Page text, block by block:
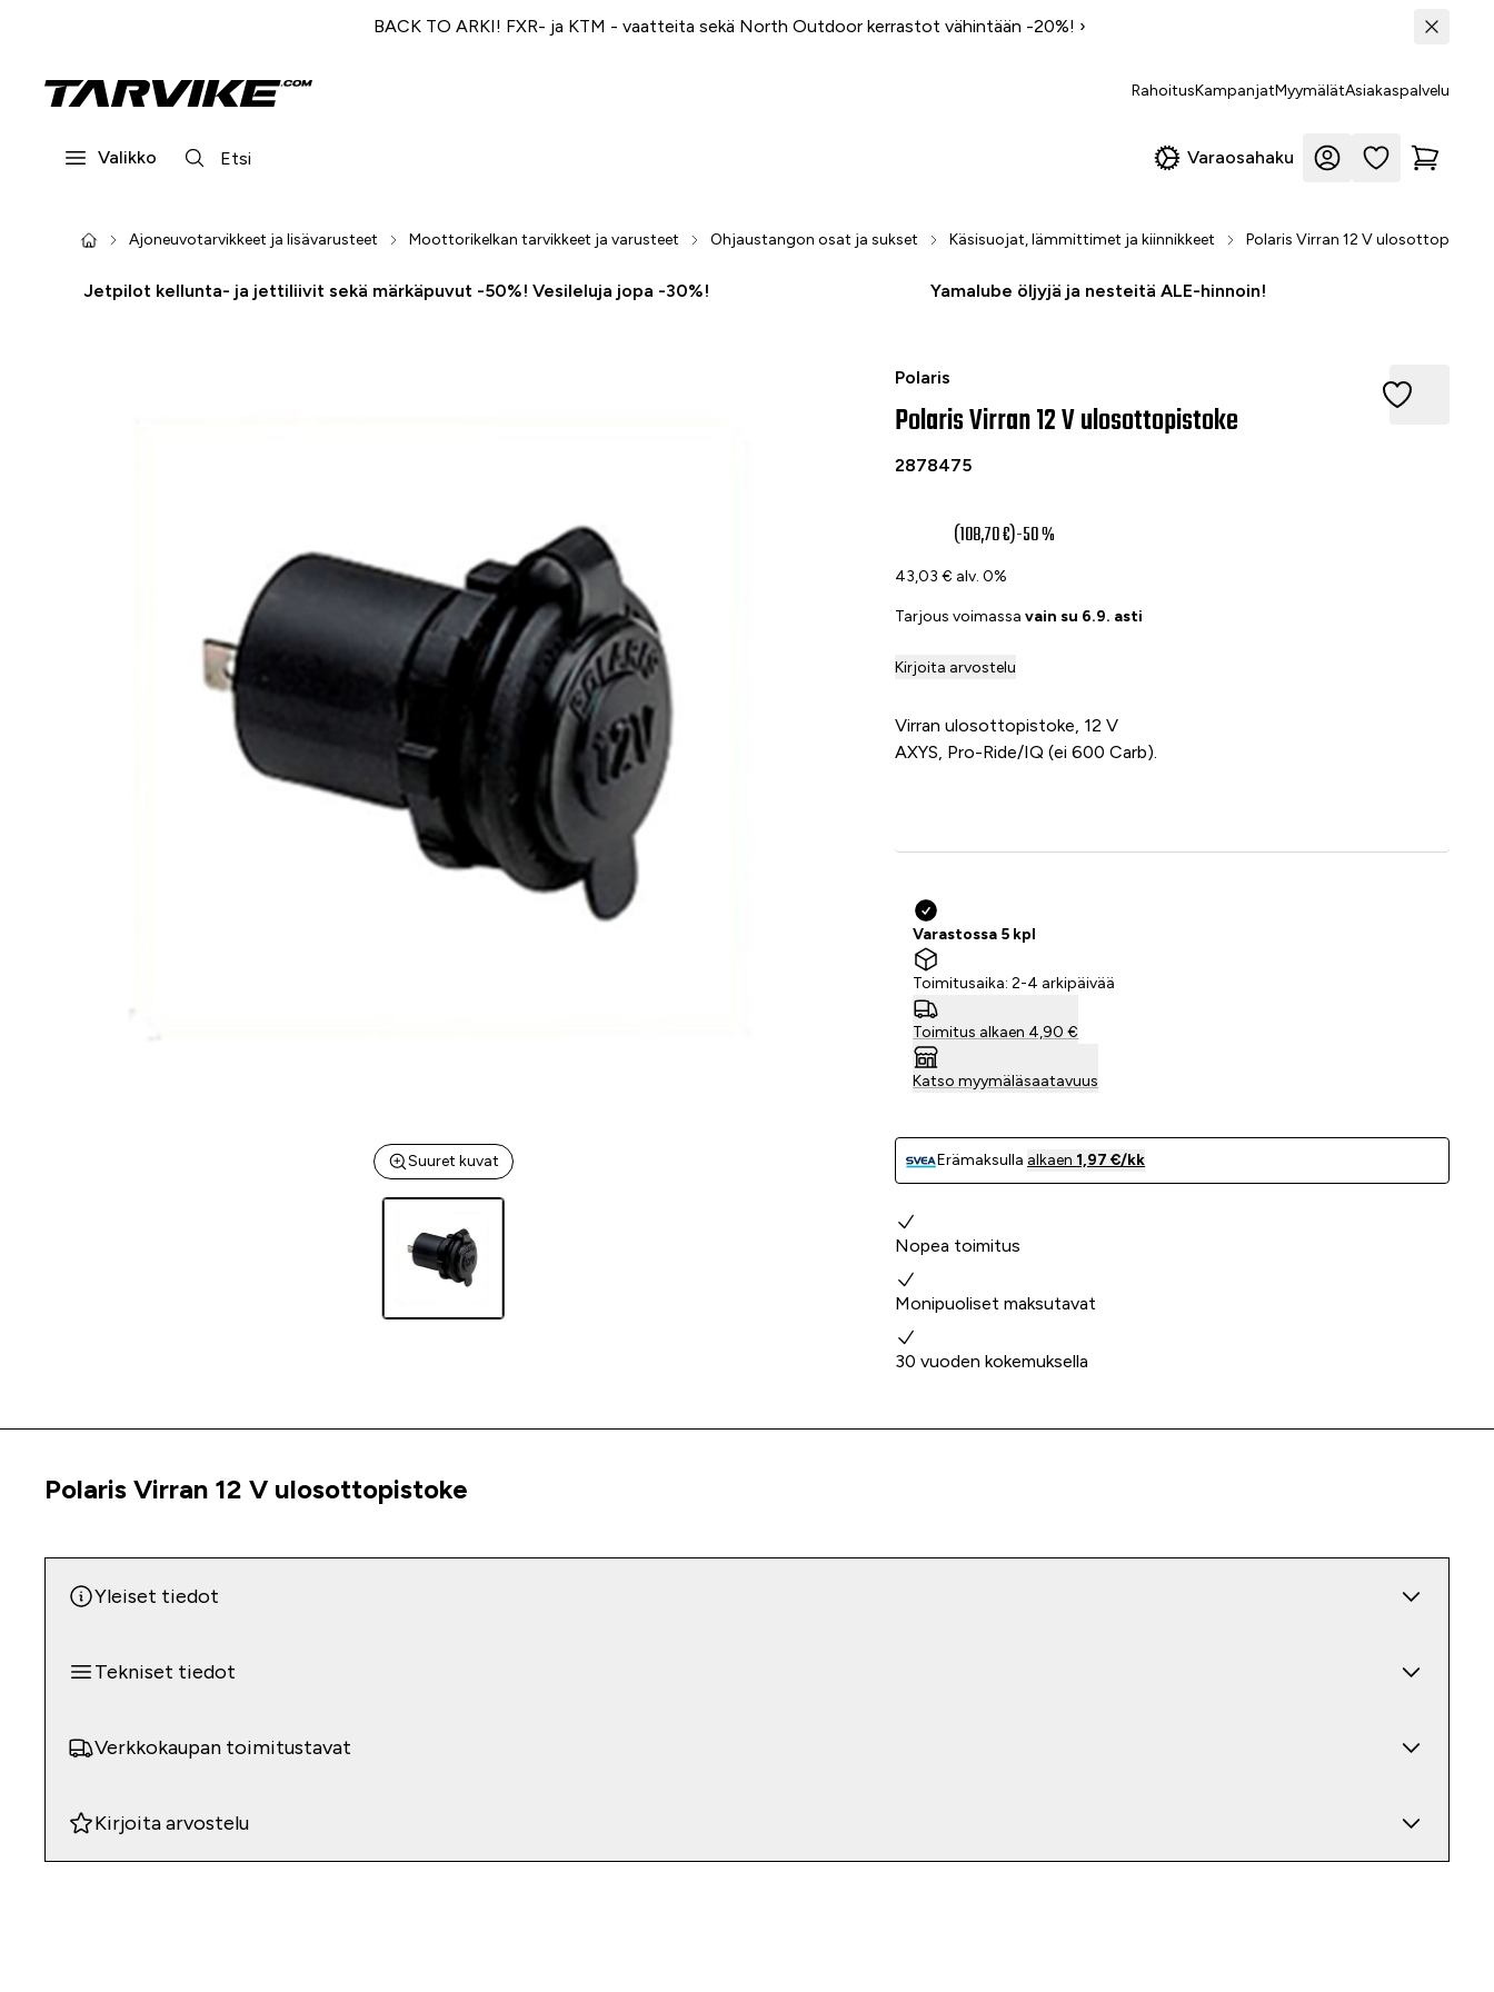
BACK TO ARKI! FXR- ja KTM - vaatteita sekä North Outdoor kerrastot vähintään -20%! ›
RahoitusKampanjatMyymälätAsiakaspalvelu
Valikko Varaosahaku
Ajoneuvotarvikkeet ja lisävarusteet Moottorikelkan tarvikkeet ja varusteet Ohjaustangon osat ja sukset Käsisuojat, lämmittimet ja kiinnikkeet Polaris Virran 12 V ulosottopistoke
Jetpilot kellunta- ja jettiliivit sekä märkäpuvut -50%! Vesileluja jopa -30%! Yamalube öljyjä ja nesteitä ALE-hinnoin!
Suuret kuvat
Polaris
Polaris Virran 12 V ulosottopistoke
Polaris Virran 12 V ulosottopistoke
2878475
(108,70 €)-50 %
43,03 € alv. 0%
Tarjous voimassavain su 6.9. asti
Kirjoita arvostelu
Virran ulosottopistoke, 12 V
AXYS, Pro-Ride/IQ (ei 600 Carb).
Varastossa 5 kpl
Toimitusaika: 2-4 arkipäivää
Toimitus alkaen 4,90 €
Katso myymäläsaatavuus
Erämaksulla alkaen 1,97 €/kk
Miksi valita meidät?
Nopea toimitus
Monipuoliset maksutavat
30 vuoden kokemuksella
Tuoteinfo
Polaris Virran 12 V ulosottopistoke
Yleiset tiedot
Tekniset tiedot
Verkkokaupan toimitustavat
Kirjoita arvostelu